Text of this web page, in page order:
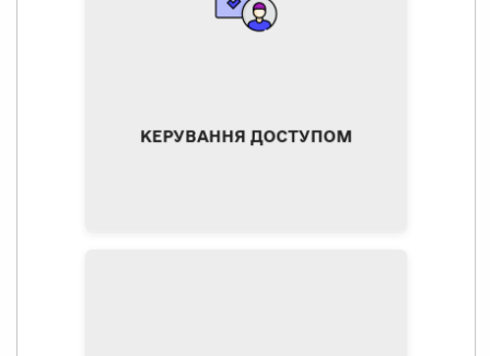
КЕРУВАННЯ ДОСТУПОМ
захистити свою
безпечному бізнесі-